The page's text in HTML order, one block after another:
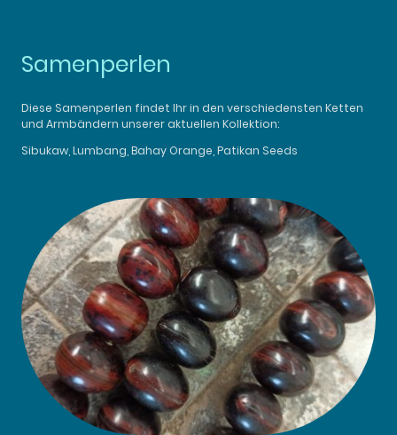
Samenperlen
Diese Samenperlen findet Ihr in den verschiedensten Ketten
und Armbändern unserer aktuellen Kollektion:
Sibukaw, Lumbang, Bahay Orange, Patikan Seeds